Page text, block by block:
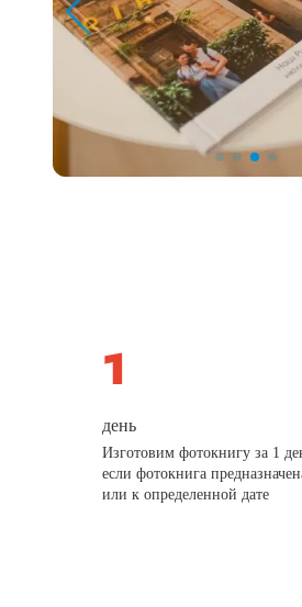
день
Изготовим фотокнигу за 1
если фотокнига
или к определенной дате